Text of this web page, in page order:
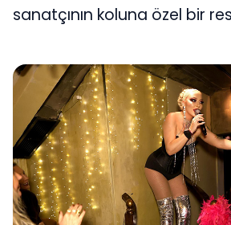
sanatçının koluna özel bir